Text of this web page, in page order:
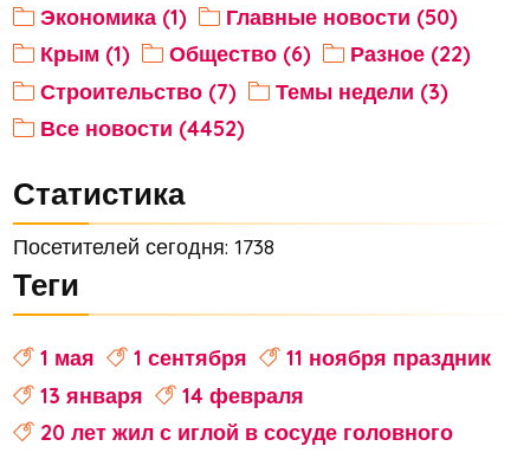
Экономика (1)
Главные новости (50)
Крым (1)
Общество (6)
Разное (22)
Строительство (7)
Темы недели (3)
Все новости (4452)
Статистика
Посетителей сегодня: 1738
Теги
1 мая 1 сентября
11 ноября праздник
13 января
14 февраля
20 лет жил с иглой в сосуде головного